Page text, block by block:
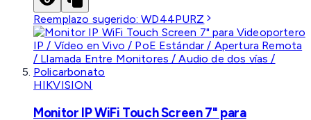
Reemplazo sugerido:WD44PURZ
HIKVISION
Monitor IP WiFi Touch Screen 7" para